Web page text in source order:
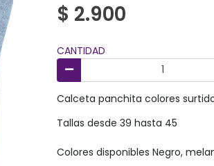
$ 2.900
CANTIDAD
Calceta panchita colores
Tallas desde 39 hasta 45
Colores disponibles Negro,